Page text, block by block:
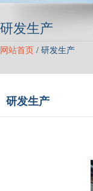
研发生产
网站首页 / 研发生产
研发生产